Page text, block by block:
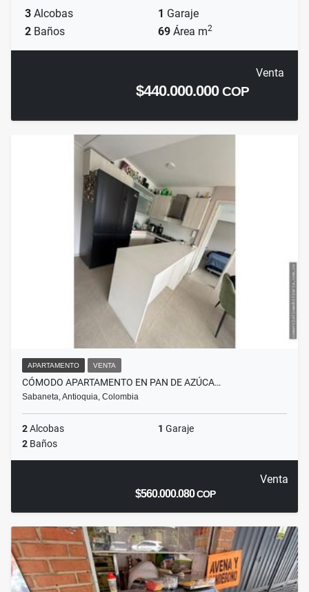
3 Alcobas 1 Garaje
2 Baños 69 Área m2
Venta
$440.000.000COP
APARTAMENTO VENTA
CÓMODO APARTAMENTO EN PAN DE AZÚCA…
Sabaneta, Antioquia, Colombia
2Alcobas 1 Garaje
2 Baños
Venta
$560.000.080COP